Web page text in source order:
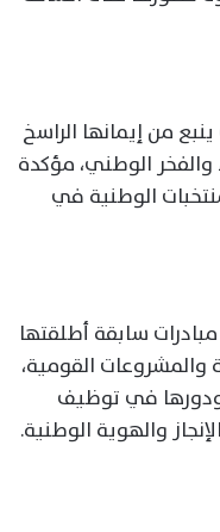
من إيمانها الراسخ
والفخر الوطني، مؤكدة
الوطنية في
سابقة أطلقتها
والمشروعات القومية،
ودورها في توظيف
والهوية الوطنية.